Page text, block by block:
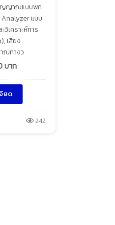
ญญาณแบบพก
แบบ
วิเคราะห์การ
เสียง
ณทางว
บาท
ยด
242